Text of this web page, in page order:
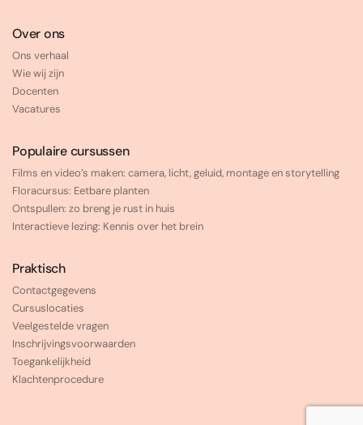
Over ons
Ons verhaal
Wie wij zijn
Docenten
Vacatures
Populaire cursussen
Films en video’s maken: camera, licht, geluid, montage en storytelling
Floracursus: Eetbare planten
Ontspullen: zo breng je rust in huis
Interactieve lezing: Kennis over het brein
Praktisch
Contactgegevens
Cursuslocaties
Veelgestelde vragen
Inschrijvingsvoorwaarden
Toegankelijkheid
Klachtenprocedure